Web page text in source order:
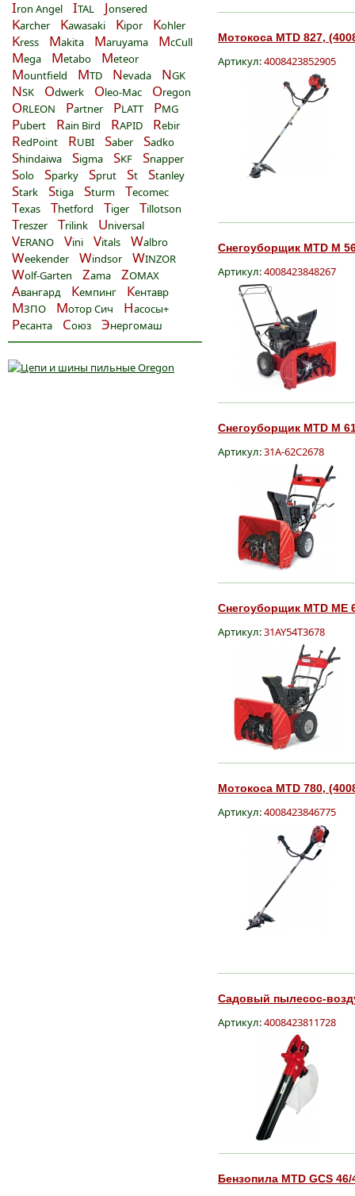
Iron Angel ITAL Jonsered
Karcher Kawasaki Kipor Kohler
Kress Makita Maruyama McCull
Mega Metabo Meteor
Mountfield MTD Nevada NGK
NSK Odwerk Oleo-Mac Oregon
ORLEON Partner PLATT PMG
Pubert Rain Bird RAPID Rebir
RedPoint RUBI Saber Sadko
Shindaiwa Sigma SKF Snapper
Solo Sparky Sprut St Stanley
Stark Stiga Sturm Tecomec
Texas Thetford Tiger Tillotson
Treszer Trilink Universal
VERANO Vini Vitals Walbro
Weekender Windsor WINZOR
Wolf-Garten Zama ZOMAX
Авангард Кемпинг Кентавр
МЗПО Мотор Сич Насосы+
Ресанта Союз Энергомаш
Мотокоса MTD 827,
Артикул:4008423852905
Снегоуборщик MTD M
Артикул:4008423848267
Снегоуборщик MTD M
Артикул:31А-62С2678
Снегоуборщик MTD ME
Артикул:31AY54T3678
Мотокоса MTD 780,
Артикул:4008423846775
Садовый пылесос-
Артикул:4008423811728
Бензопила MTD GCS